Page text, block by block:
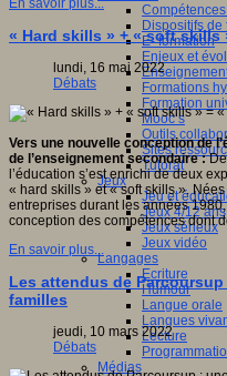
Dispositifs de
E- formation
Enjeux et
Formations
Formation
Mooc’s
Outils
Sites
Tutorat
Jeux
Jeu et
Jeux 4/12 ans
Jeux sérieux
Jeux vidéo
Langages
Ecriture
Humour
Langue orale
Langues
Lecture
Médias
En savoir plus...
« Hard skills » + « soft skills
lundi, 16 mai 2022
Débats
Vers une nouvelle conception de
de l’enseignement secondaire :
l’éducation s’est enrichi de deux
« hard skills » et « soft skills ».
entreprises durant les années
conception des compétences dont
En savoir plus...
Les attendus de
familles
jeudi, 10 mars 2022
Débats